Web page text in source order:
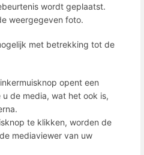
wordt geplaatst.
weergegeven foto.
met betrekking tot de
opent een
de media, wat het ook is,
te klikken, worden de
mediaviewer van uw